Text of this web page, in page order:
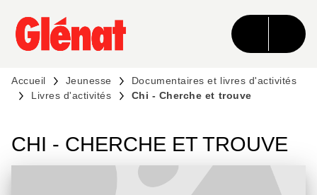
MENU RECHERCHE CONTENU
PIED DE PAGE
Accueil Jeunesse
Documentaires et livres d'activités
Livres d'activités
Chi - Cherche et trouve
CHI - CHERCHE ET TROUVE